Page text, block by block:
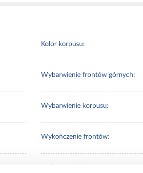
Kolor korpusu:
Wybarwienie frontów górnych:
Wybarwienie korpusu:
Wykończenie frontów: